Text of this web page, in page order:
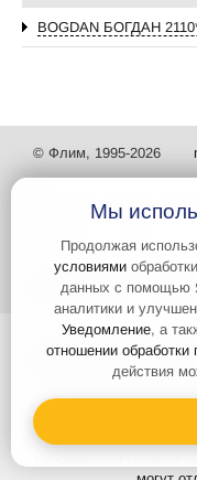
BOGDAN БОГДАН
© Флим, 1995-2026
Задать вопрос
Интернет-сайт носит
публичной офертой,
Гражданского
стоимости товаров,
быть изменена в
может отличаться от
Мы
Продолжая
условиями
данных с помощью
аналитики и
Уведомление, а
отношении
действия